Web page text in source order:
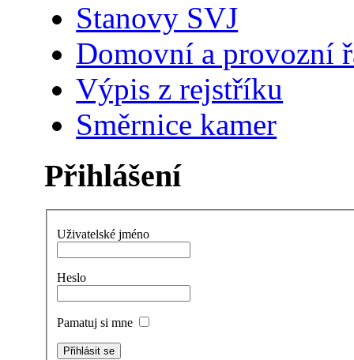
Stanovy SVJ
Domovní a provozní
Výpis z rejstříku
Směrnice kamer
Přihlášení
Uživatelské jméno
Heslo
Pamatuj si mne